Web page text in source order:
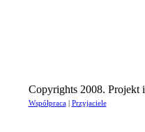
Copyrights 2008. Projekt
Współpraca| Przyjaciele